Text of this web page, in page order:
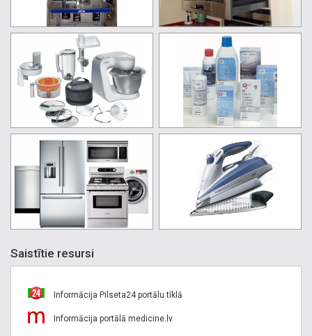
Saistītie resursi
Informācija Pilseta24 portālu tīklā
Informācija portālā medicine.lv